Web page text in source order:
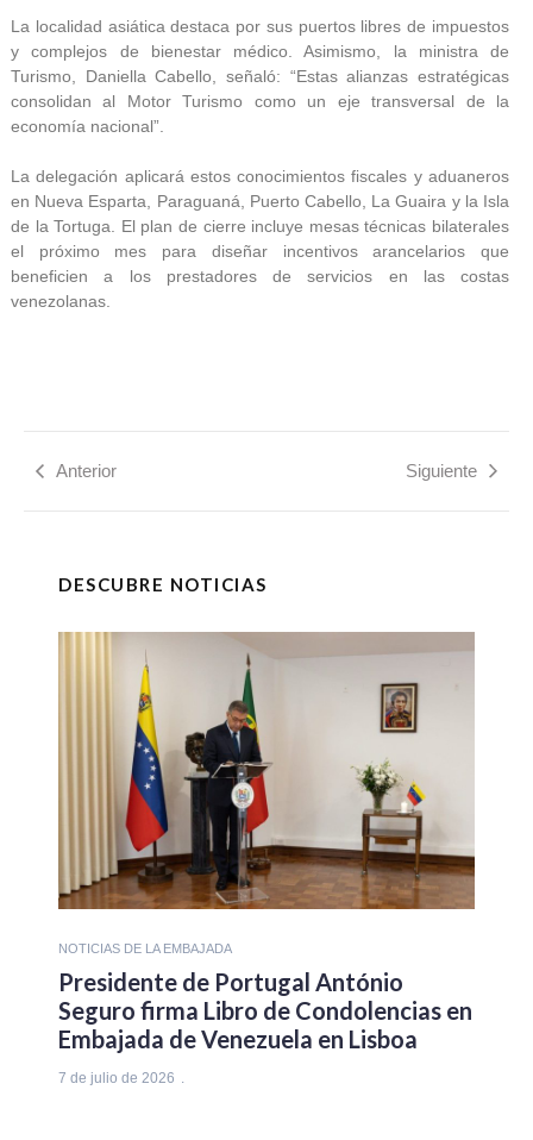
La localidad asiática destaca por sus puertos libres de impuestos
y complejos de bienestar médico. Asimismo, la ministra de
Turismo, Daniella Cabello, señaló: “Estas alianzas estratégicas
consolidan al Motor Turismo como un eje transversal de la
economía nacional”.
La delegación aplicará estos conocimientos fiscales y aduaneros
en Nueva Esparta, Paraguaná, Puerto Cabello, La Guaira y la Isla
de la Tortuga. El plan de cierre incluye mesas técnicas bilaterales
el próximo mes para diseñar incentivos arancelarios que
beneficien a los prestadores de servicios en las costas
venezolanas.
Anterior Siguiente
DESCUBRE NOTICIAS
NOTICIAS DE LA EMBAJADA
Presidente de Portugal António
Seguro firma Libro de Condolencias en
Embajada de Venezuela en Lisboa
7 de julio de 2026